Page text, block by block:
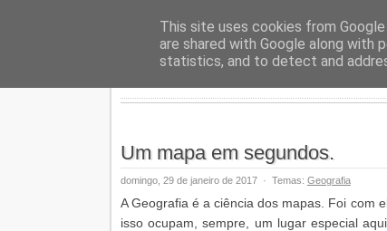
Um mapa em segundos.
domingo, 29 de janeiro de 2017 · Temas: Geografia
A Geografia é a ciência dos mapas. Foi com
isso ocupam, sempre, um lugar especial
This site uses cookies from
are shared with Google along with
statistics, and to detect and